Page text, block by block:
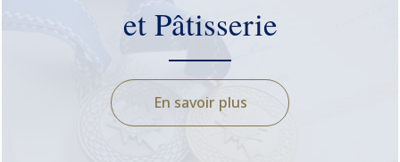
et Pâtisserie
En savoir plus